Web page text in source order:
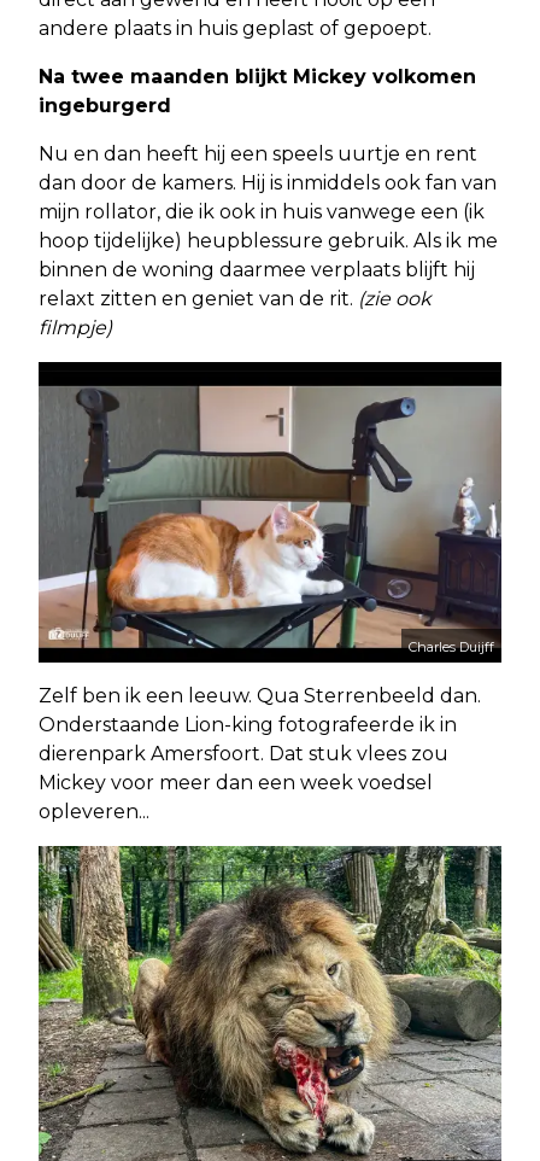
andere plaats in huis geplast of gepoept.
Na twee maanden blijkt Mickey volkomen
ingeburgerd
Nu en dan heeft hij een speels uurtje en rent
dan door de kamers. Hij is inmiddels ook fan van
mijn rollator, die ik ook in huis vanwege een (ik
hoop tijdelijke) heupblessure gebruik. Als ik me
binnen de woning daarmee verplaats blijft hij
relaxt zitten en geniet van de rit. (zie ook
filmpje)
Charles Duijff
Zelf ben ik een leeuw. Qua Sterrenbeeld dan.
Onderstaande Lion-king fotografeerde ik in
dierenpark Amersfoort. Dat stuk vlees zou
Mickey voor meer dan een week voedsel
opleveren...